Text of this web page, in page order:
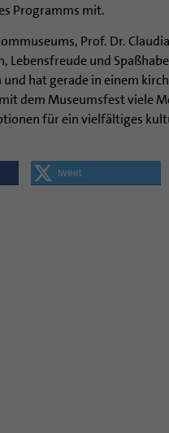
Programms mit.
Prof. Dr.
Lebensfreude und
und hat gerade in einem
dem Museumsfest viele
für ein vielfältiges
tweet